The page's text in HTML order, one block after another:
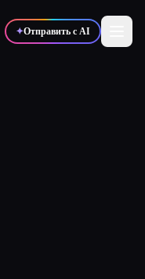
✦Отправить с AI